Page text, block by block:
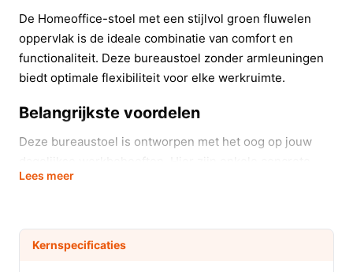
De Homeoffice-stoel met een stijlvol groen fluwelen
oppervlak is de ideale combinatie van comfort en
functionaliteit. Deze bureaustoel zonder armleuningen
biedt optimale flexibiliteit voor elke werkruimte.
Belangrijkste voordelen
Deze bureaustoel is ontworpen met het oog op jouw
voordelen:
past deze stoel perfect onder elk bureau of make-
uptafel, ideaal voor kleinere ruimtes.
Lees meer
Kernspecificaties